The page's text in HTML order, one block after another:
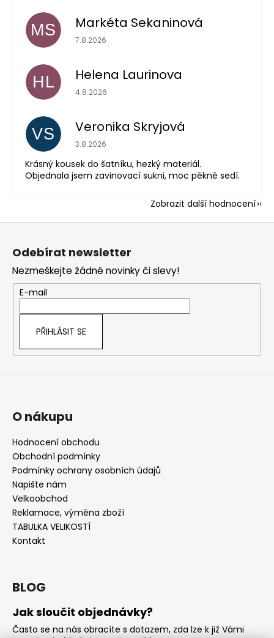
MS Markéta Sekaninová
Hodnocení obchodu je 5 z 5 hvězdiček.
7.8.2026
HL Helena Laurinova
Hodnocení obchodu je 5 z 5 hvězdiček.
4.8.2026
VS Veronika Skryjová
Hodnocení obchodu je 5 z 5 hvězdiček.
3.8.2026
Krásný kousek do šatníku, hezký materiál.
Objednala jsem zavinovací sukni, moc pěkně sedí.
Zobrazit další hodnocení
Z
Odebírat newsletter
Nezmeškejte žádné novinky či slevy!
E-mail
PŘIHLÁSIT SE
O nákupu
Hodnocení obchodu
Obchodní podmínky
Podmínky ochrany osobních údajů
Napište nám
Velkoobchod
Reklamace, výměna zboží
TABULKA VELIKOSTÍ
Kontakt
BLOG
Jak sloučit objednávky?
Často se na nás obracíte s dotazem, zda lze k již Vámi